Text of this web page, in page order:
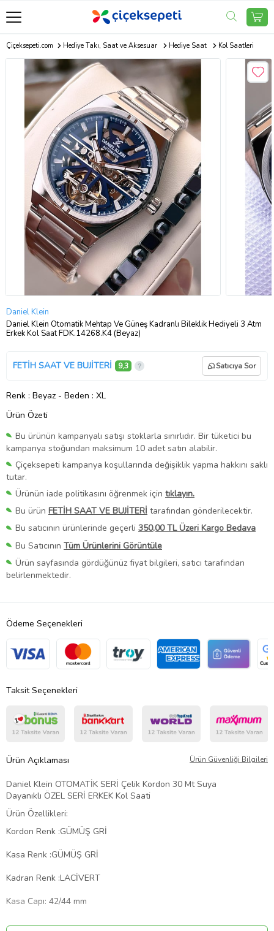
Çiçeksepeti.com Hediye Takı, Saat ve Aksesuar Hediye Saat Kol Saatleri
Daniel Klein
Daniel Klein Otomatik Mehtap Ve Güneş Kadranlı Bileklik Hediyeli 3 Atm
Erkek Kol Saat FDK.14268.K4 (Beyaz)
FETİH SAAT VE BUJİTERİ 9,3 Satıcıya Sor
Renk : Beyaz - Beden : XL
Ürün Özeti
Bu ürünün kampanyalı satışı stoklarla sınırlıdır. Bir tüketici bu
kampanya stoğundan maksimum 10 adet satın alabilir.
Çiçeksepeti kampanya koşullarında değişiklik yapma hakkını saklı
tutar.
Ürünün iade politikasını öğrenmek için tıklayın.
Bu ürün FETİH SAAT VE BUJİTERİ tarafından gönderilecektir.
Bu satıcının ürünlerinde geçerli 350,00 TL Üzeri Kargo Bedava
Bu Satıcının Tüm Ürünlerini Görüntüle
Ürün sayfasında gördüğünüz fiyat bilgileri, satıcı tarafından
belirlenmektedir.
Ödeme Seçenekleri
Taksit Seçenekleri
Ürün Açıklaması Ürün Güvenliği Bilgileri
Daniel Klein OTOMATİK SERİ Çelik Kordon 30 Mt Suya
Dayanıklı ÖZEL SERİ ERKEK Kol Saati
Ürün Özellikleri:
Kordon Renk :GÜMÜŞ GRİ
Kasa Renk :GÜMÜŞ GRİ
Kadran Renk :LACİVERT
Kasa Capı: 42/44 mm
Kasa Metaryale:İYON KAPLAMA